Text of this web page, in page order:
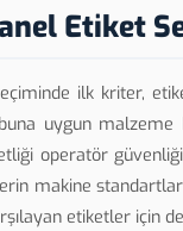
Etiket
ilk kriter,
uygun malzeme
operatör
makine
etiketler için